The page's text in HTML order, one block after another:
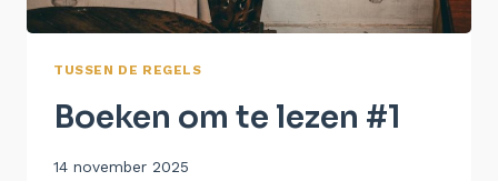
TUSSEN DE REGELS
Boeken om te lezen #1
Door
14 november 2025